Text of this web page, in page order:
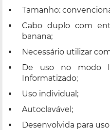
Tamanho:
Cabo duplo com
banana;
Necessário utilizar
De uso no modo
Informatizado;
Uso individual;
Autoclavável;
Desenvolvida para